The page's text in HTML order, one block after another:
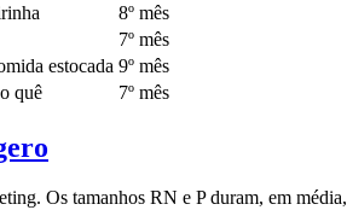
8º mês
7º mês
estocada 9º mês
quê 7º mês
Os tamanhos RN e P duram, em média,